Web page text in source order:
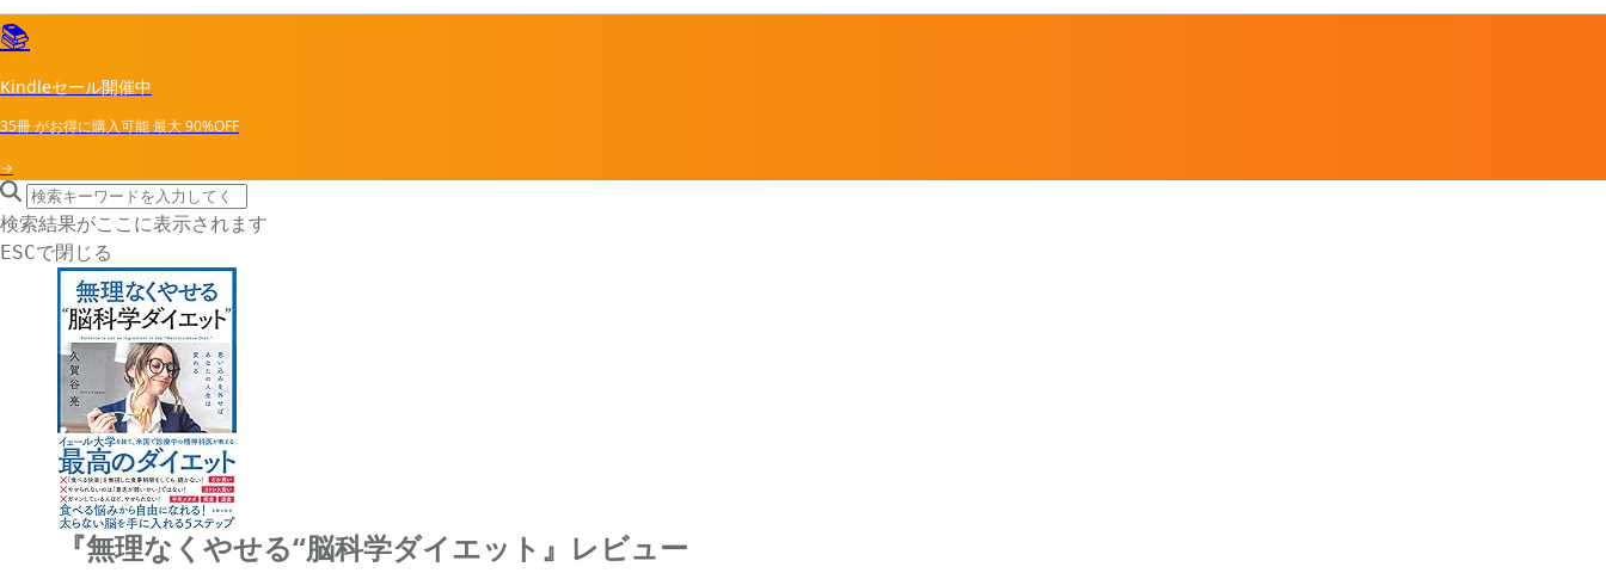
📚
Kindleセール開催中
35冊がお得に購入可能最大90%OFF
→
search icon
サイト内検索
検索結果がここに表示されます
ESCで閉じる
『無理なくやせる“脳科学ダイエット』レビュー